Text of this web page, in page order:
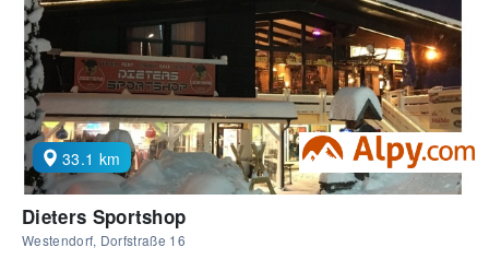
33.1 km
Dieters Sportshop
Westendorf, Dorfstraße 16